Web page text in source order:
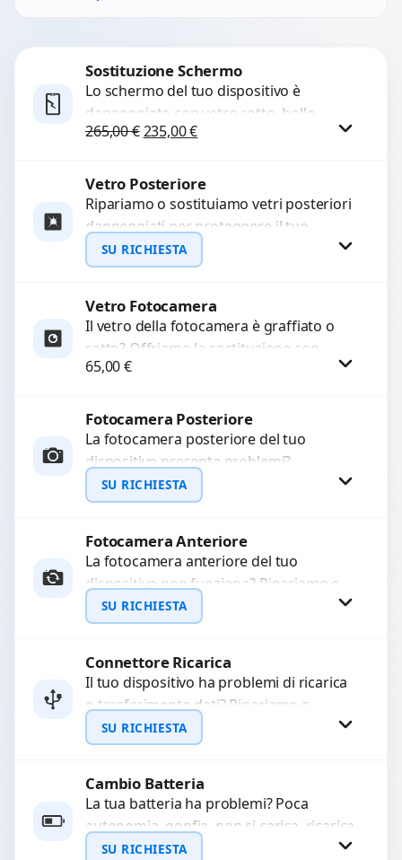
Sostituzione Schermo
Lo schermo del tuo dispositivo è
danneggiato con vetro rotto, bolle,
macchie, schermo nero o pixel morti?
265,00€ Il prezzo originale era: 265,00 €.
235,00€Il prezzo attuale è: 235,00 €.
Procedi
Vetro Posteriore
Ripariamo o sostituiamo vetri posteriori
danneggiati per proteggere il tuo
dispositivo e ripristinare l’estetica
originale. Utilizziamo ricambi di alta
SU RICHIESTA
Richiedi Preventivo
Vetro Fotocamera
Il vetro della fotocamera è graffiato o
rotto? Offriamo la sostituzione con
ricambi di alta qualità garantiti per 3
65,00€
Procedi
Fotocamera Posteriore
La fotocamera posteriore del tuo
dispositivo presenta problemi?
Interveniamo per risolvere guasti come
immagini sfocate, messa a fuoco non
SU RICHIESTA
Richiedi Preventivo
WhatsApp
Fotocamera Anteriore
La fotocamera anteriore del tuo
dispositivo non funziona? Ripariamo o
sostituiamo fotocamere guaste con
problemi come immagini sfocate, messa
SU RICHIESTA
Richiedi Preventivo
WhatsApp
Connettore Ricarica
Il tuo dispositivo ha problemi di ricarica
o trasferimento dati? Ripariamo o
sostituiamo connettori di ricarica guasti,
rotti, allentati, danneggiati,...
SU RICHIESTA
Richiedi Preventivo
WhatsApp
Cambio Batteria
La tua batteria ha problemi? Poca
autonomia, gonfia, non si carica, ricarica
lenta o cicli di ricarica esauriti?
SU RICHIESTA